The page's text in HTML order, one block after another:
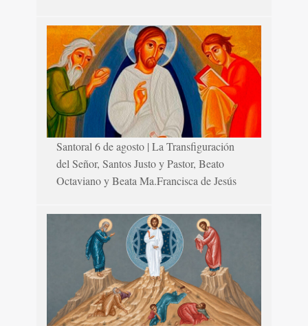
Santoral 6 de agosto | La Transfiguración
del Señor, Santos Justo y Pastor, Beato
Octaviano y Beata Ma.Francisca de Jesús